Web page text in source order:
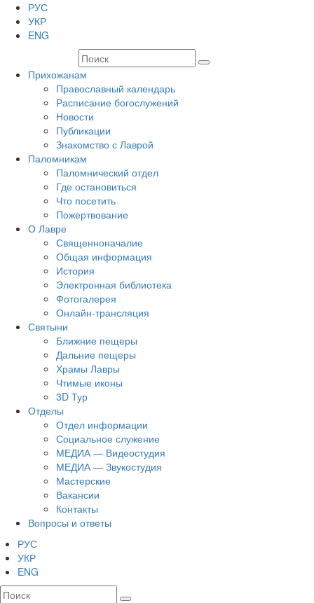
РУС
УКР
ENG
Прихожанам
Православный календарь
Расписание богослужений
Новости
Публикации
Знакомство с Лаврой
Паломникам
Паломнический отдел
Где остановиться
Что посетить
Пожертвование
О Лавре
Священноначалие
Общая информация
История
Электронная библиотека
Фотогалерея
Онлайн-трансляция
Святыни
Ближние пещеры
Дальние пещеры
Храмы Лавры
Чтимые иконы
3D Тур
Отделы
Отдел информации
Социальное служение
МЕДИА — Видеостудия
МЕДИА — Звукостудия
Мастерские
Вакансии
Контакты
Вопросы и ответы
РУС
УКР
ENG